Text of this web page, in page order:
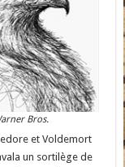
Bros.
et Voldemort
un sortilège de